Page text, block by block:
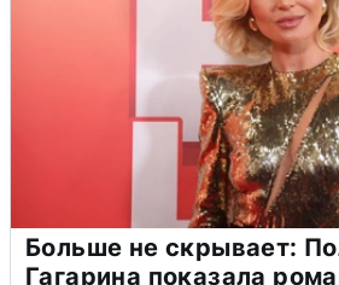
Больше не скрывает:
Гагарина показала